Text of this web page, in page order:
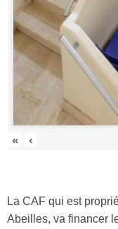
« ‹
La CAF qui est
Abeilles, va financer